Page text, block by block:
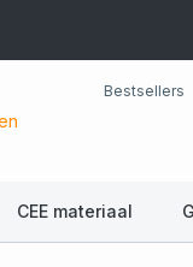
Bestsellers
CEE materiaal